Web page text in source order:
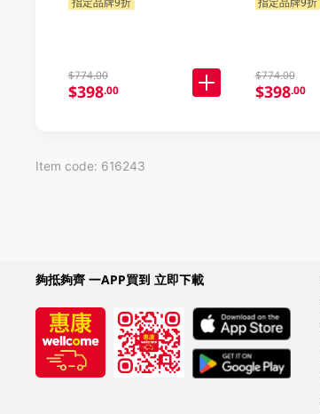
$774.00
$398.00
$774.00
$398.00
Item code: 616243
夠抵夠齊 一APP買到 立即下載